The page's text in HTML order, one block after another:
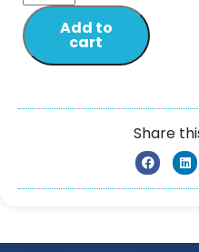
Add to
cart
Share